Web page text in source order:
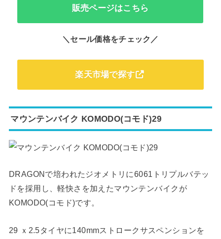
販売ページはこちら
＼セール価格をチェック／
楽天市場で探す
マウンテンバイク KOMODO(コモド)29
DRAGONで培われたジオメトリに6061トリプルバテッ
ドを採用し、軽快さを加えたマウンテンバイクが
KOMODO(コモド)です。
29 ｘ2.5タイヤに140mmストロークサスペンションを